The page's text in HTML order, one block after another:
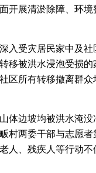
开展清淤除障、环
受灾居民家中及社
移被洪水浸泡受损
区所有转移撤离群
体边坡均被洪水淹
村两委干部与志愿
人、残疾人等行动